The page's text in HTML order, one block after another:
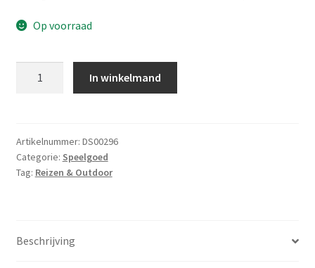
Op voorraad
In winkelmand
Artikelnummer: DS00296
Categorie: Speelgoed
Tag: Reizen & Outdoor
Beschrijving